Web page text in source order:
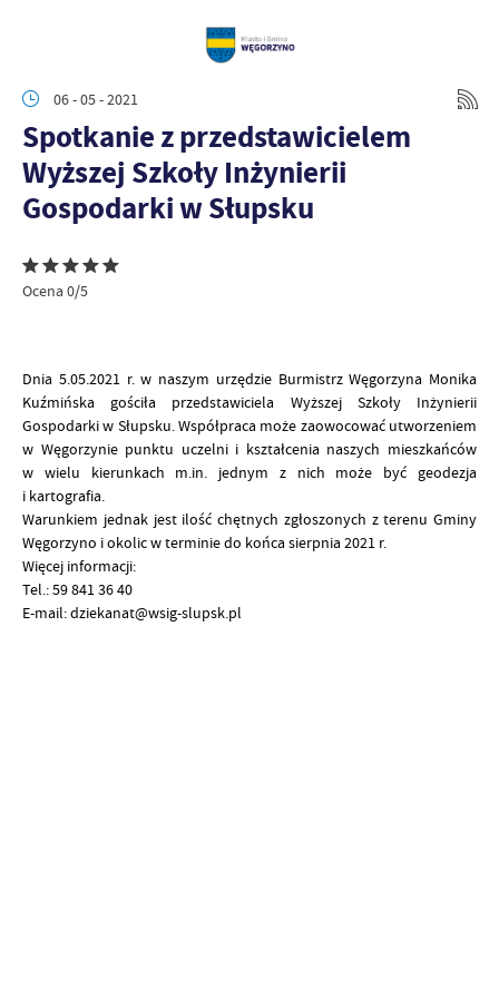
06 - 05 - 2021
Spotkanie z przedstawicielem
Wyższej Szkoły Inżynierii
Gospodarki w Słupsku
Ocena 0/5
Dnia 5.05.2021 r. w naszym urzędzie Burmistrz Węgorzyna Monika
Kuźmińska gościła przedstawiciela Wyższej Szkoły Inżynierii
Gospodarki w Słupsku. Współpraca może zaowocować utworzeniem
w Węgorzynie punktu uczelni i kształcenia naszych mieszkańców
w wielu kierunkach m.in. jednym z nich może być geodezja
i kartografia.
Warunkiem jednak jest ilość chętnych zgłoszonych z terenu Gminy
Węgorzyno i okolic w terminie do końca sierpnia 2021 r.
Więcej informacji:
Tel.: 59 841 36 40
E-mail: dziekanat@wsig-slupsk.pl